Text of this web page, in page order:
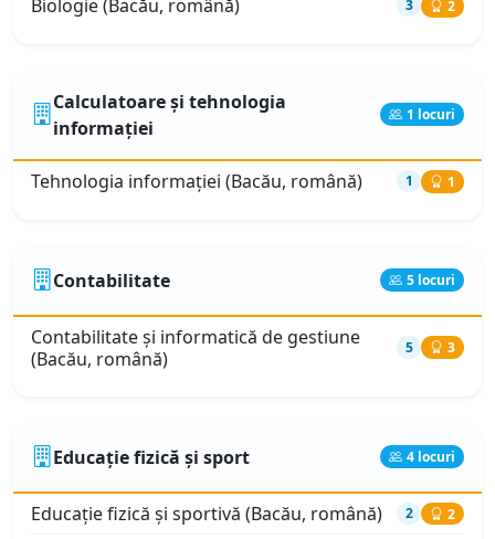
Biologie (Bacău, română) 3 2
Calculatoare și tehnologia
informației
1 locuri
Tehnologia informaţiei (Bacău, română) 1 1
Contabilitate 5 locuri
Contabilitate şi informatică de gestiune
(Bacău, română)
5 3
Educație fizică și sport 4 locuri
Educaţie fizică şi sportivă (Bacău, română) 2 2